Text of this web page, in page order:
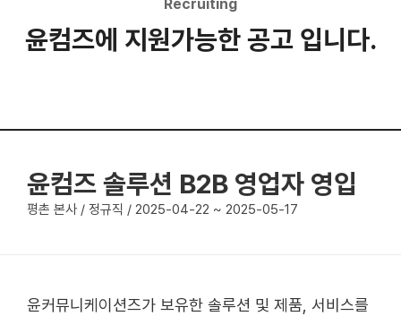
Recruiting
윤컴즈에 지원가능한 공고 입니다.
윤컴즈 솔루션 B2B 영업자 영입
평촌 본사 / 정규직 / 2025-04-22 ~ 2025-05-17
윤커뮤니케이션즈가 보유한 솔루션 및 제품, 서비스를